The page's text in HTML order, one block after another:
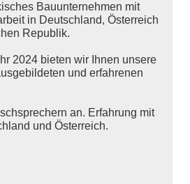
Bauunternehmen mit
in Deutschland, Österreich
Republik.
2024 bieten wir Ihnen unsere
und erfahrenen
an. Erfahrung mit
und Österreich.